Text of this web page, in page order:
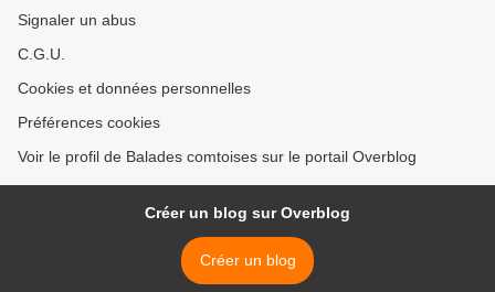
Signaler un abus
C.G.U.
Cookies et données personnelles
Préférences cookies
Voir le profil de Balades comtoises sur le portail Overblog
Créer un blog sur Overblog
Créer un blog